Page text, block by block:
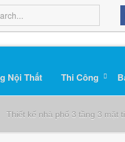
Nội Thất Thi Công
Thiết kế nhà phố 3 tầng 3 mặt